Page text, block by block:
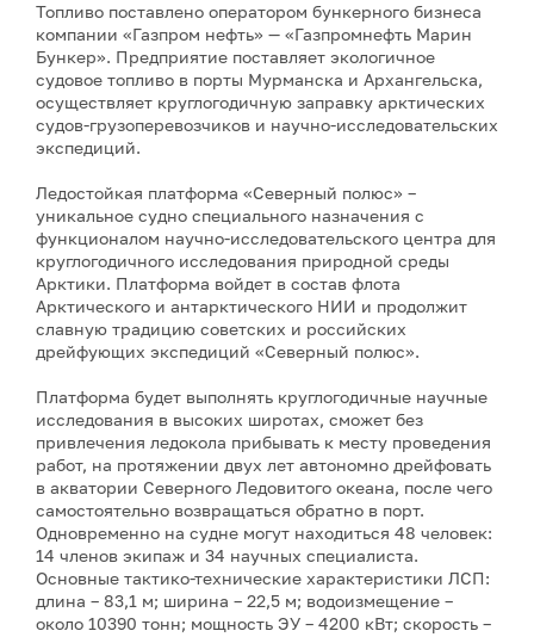
Топливо поставлено оператором бункерного бизнеса
компании «Газпром нефть» — «Газпромнефть Марин
Бункер». Предприятие поставляет экологичное
судовое топливо в порты Мурманска и Архангельска,
осуществляет круглогодичную заправку арктических
судов-грузоперевозчиков и научно-исследовательских
экспедиций.
Ледостойкая платформа «Северный полюс» –
уникальное судно специального назначения с
функционалом научно-исследовательского центра для
круглогодичного исследования природной среды
Арктики. Платформа войдет в состав флота
Арктического и антарктического НИИ и продолжит
славную традицию советских и российских
дрейфующих экспедиций «Северный полюс».
Платформа будет выполнять круглогодичные научные
исследования в высоких широтах, сможет без
привлечения ледокола прибывать к месту проведения
работ, на протяжении двух лет автономно дрейфовать
в акватории Северного Ледовитого океана, после чего
самостоятельно возвращаться обратно в порт.
Одновременно на судне могут находиться 48 человек:
14 членов экипаж и 34 научных специалиста.
Основные тактико-технические характеристики ЛСП:
длина – 83,1 м; ширина – 22,5 м; водоизмещение –
около 10390 тонн; мощность ЭУ – 4200 кВт; скорость –